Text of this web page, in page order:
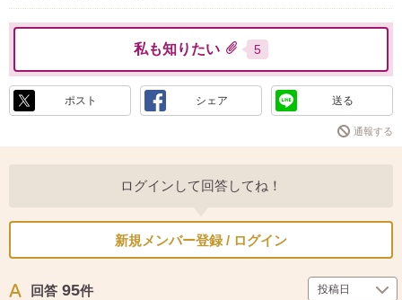
私も知りたい 5
ポスト シェア 送る
通報する
ログインして回答してね！
新規メンバー登録 / ログイン
回答 95件